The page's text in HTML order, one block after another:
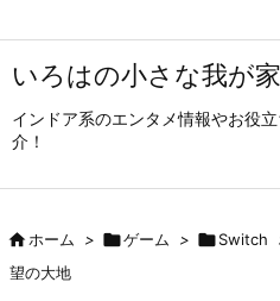
いろはの小さな我が家
インドア系のエンタメ情報やお役
介！
ホーム > ゲーム > Switch
望の大地